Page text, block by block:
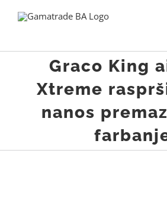
Graco King
Xtreme
nanos